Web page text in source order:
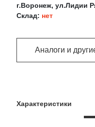
г.Воронеж, ул.Лидии
Склад: нет
Аналоги и
Характеристики